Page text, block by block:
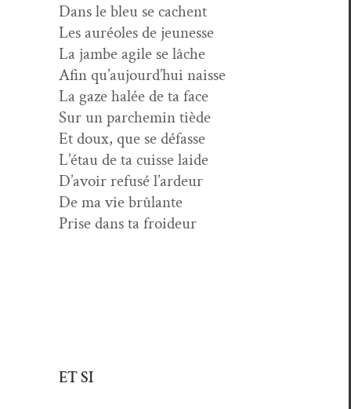
Dans le bleu se cachent
Les auréoles de jeunesse
La jambe agile se lâche
Afin qu’au­jour­d’hui naisse
La gaze halée de ta face
Sur un par­chemin tiède
Et doux, que se défasse
L’é­tau de ta cuisse laide
D’avoir refusé l’ardeur
De ma vie brûlante
Prise dans ta froideur
ET SI